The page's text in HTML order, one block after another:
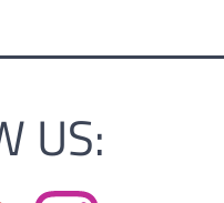
US: